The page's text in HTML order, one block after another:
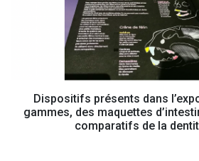
Dispositifs présents dans
gammes, des maquettes
comparatifs de la